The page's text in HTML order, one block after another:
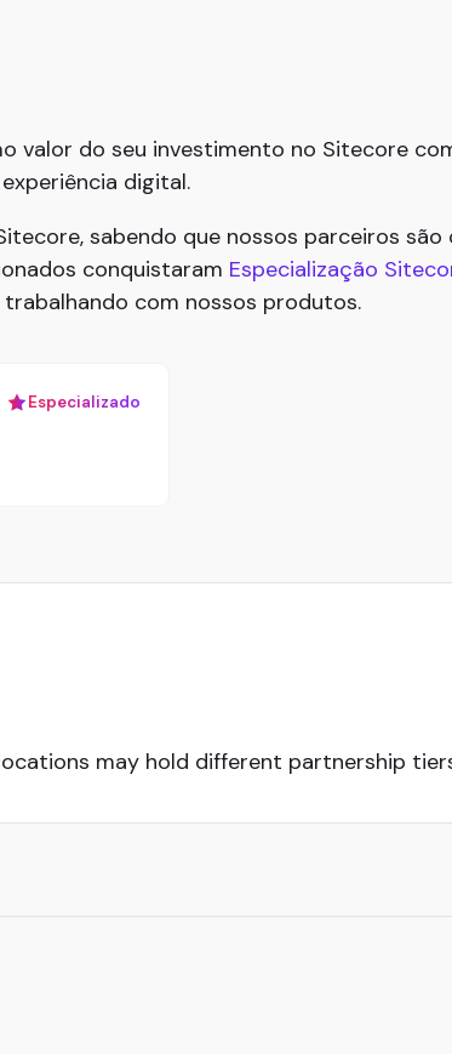
valor do seu investimento no Sitecore
digital.
sabendo que nossos parceiros
conquistaram Especialização
com nossos produtos.
Especializado
may hold different partnership